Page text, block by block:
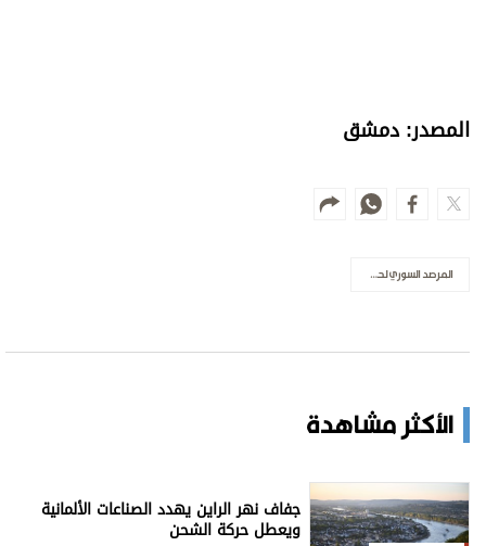
المصدر: دمشق
المرصد السوري لحقوق الإنسان
الأكثر مشاهدة
جفاف نهر الراين يهدد الصناعات الألمانية
ويعطل حركة الشحن